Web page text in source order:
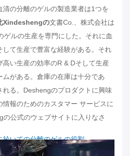
の分離のゲルの製造業者は1つを
Xindeshengの文書Co.、株式会社は
ゲルの生産を専門にした。それに血
て生産で豊富な経験がある。それ
高い生産の効率のR & Dそして生産
ムがある。倉庫の在庫は十分であ
れる。Deshengのプロダクトに興味
情報のためのカスタマー サービスに
公式のウェブサイトに入りなさ
いての分離のゲルの役割